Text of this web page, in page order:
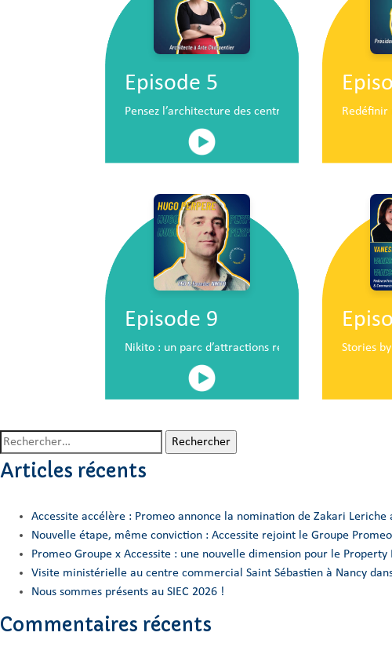
Episode 5
Pensez l’architecture des centres commerciaux de
Redéfinir
Episode 9
Nikito : un parc d’attractions révolutionnaire en
Stories
Rechercher :
Articles récents
Accessite accélère : Promeo annonce la nomination de Zakari
Nouvelle étape, même conviction : Accessite rejoint le Groupe
Promeo Groupe x Accessite : une nouvelle dimension pour le
Visite ministérielle au centre commercial Saint Sébastien à Nancy
Nous sommes présents au SIEC 2026 !
Commentaires récents